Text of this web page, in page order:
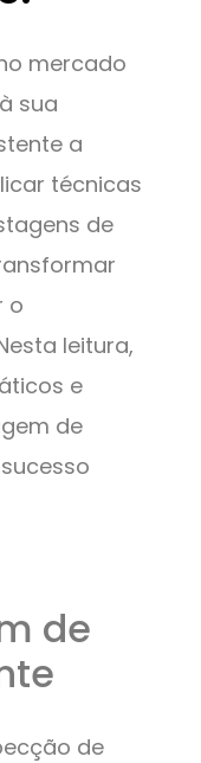
mercado
sua
a
técnicas
de
o
leitura,
e
de
de
de